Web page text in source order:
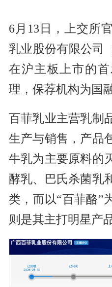
6月13日，上交所
乳业股份有限公司
在沪主板上市的
理，保荐机构为国
百菲乳业主营乳制
生产与销售，产品
牛乳为主要原料的
酵乳、巴氏杀菌乳
类，而以“百菲酪”
则是其主打明星产品